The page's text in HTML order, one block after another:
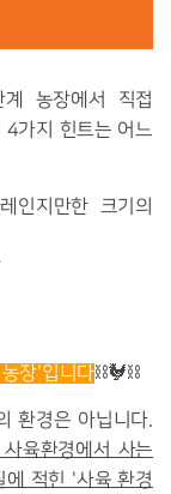
농장에서 직접
4가지 힌트는 어느
지만한 크기의
장'입니다⛓🐓⛓
환경은 아닙니다.
사육환경에서 사는
에 적힌 '사육 환경